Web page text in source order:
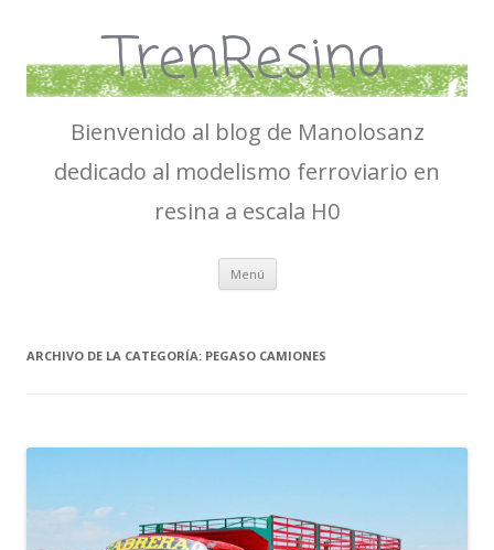
TrenResina
Bienvenido al blog de Manolosanz
dedicado al modelismo ferroviario en
resina a escala H0
Menú Ir
contenido
ARCHIVO DE LA CATEGORÍA: PEGASO CAMIONES